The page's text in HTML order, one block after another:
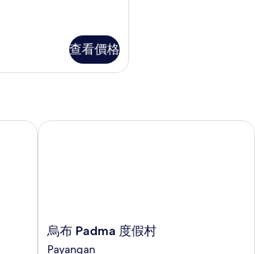
查看價格
烏
布
烏布 Padma 度假村
Payangan
烏布 Padma 度假村